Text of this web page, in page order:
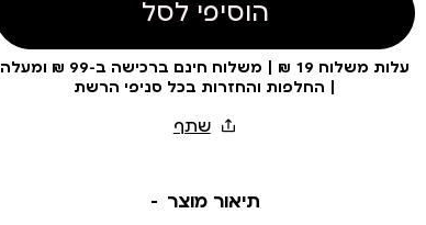
הוסיפי לסל
עלות משלוח 19 ₪ | משלוח חינם ברכישה ב-99 ₪ ומעלה
| החלפות והחזרות בכל סניפי הרשת
תיאור מוצר